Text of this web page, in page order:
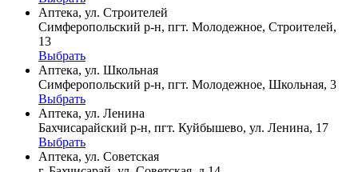
Аптека, ул. Строителей
Симферопольский р-н, пгт. Молодежное, Строителей,
13
Выбрать
Аптека, ул. Школьная
Симферопольский р-н, пгт. Молодежное, Школьная, 3
Выбрать
Аптека, ул. Ленина
Бахчисарайский р-н, пгт. Куйбышево, ул. Ленина, 17
Выбрать
Аптека, ул. Советская